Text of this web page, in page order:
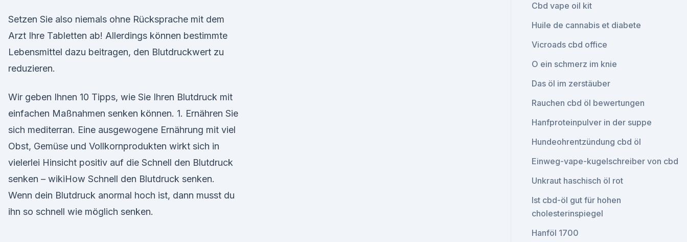
Setzen Sie also niemals ohne Rücksprache mit dem
Arzt Ihre Tabletten ab! Allerdings können bestimmte
Lebensmittel dazu beitragen, den Blutdruckwert zu
reduzieren.
Wir geben Ihnen 10 Tipps, wie Sie Ihren Blutdruck mit
einfachen Maßnahmen senken können. 1. Ernähren Sie
sich mediterran. Eine ausgewogene Ernährung mit viel
Obst, Gemüse und Vollkornprodukten wirkt sich in
vielerlei Hinsicht positiv auf die Schnell den Blutdruck
senken – wikiHow Schnell den Blutdruck senken.
Wenn dein Blutdruck anormal hoch ist, dann musst du
ihn so schnell wie möglich senken.
Cbd vape oil kit
Huile de cannabis et diabete
Vicroads cbd office
O ein schmerz im knie
Das öl im zerstäuber
Rauchen cbd öl bewertungen
Hanfproteinpulver in der suppe
Hundeohrentzündung cbd öl
Einweg-vape-kugelschreiber von cbd
Unkraut haschisch öl rot
Ist cbd-öl gut für hohen
cholesterinspiegel
Hanföl 1700